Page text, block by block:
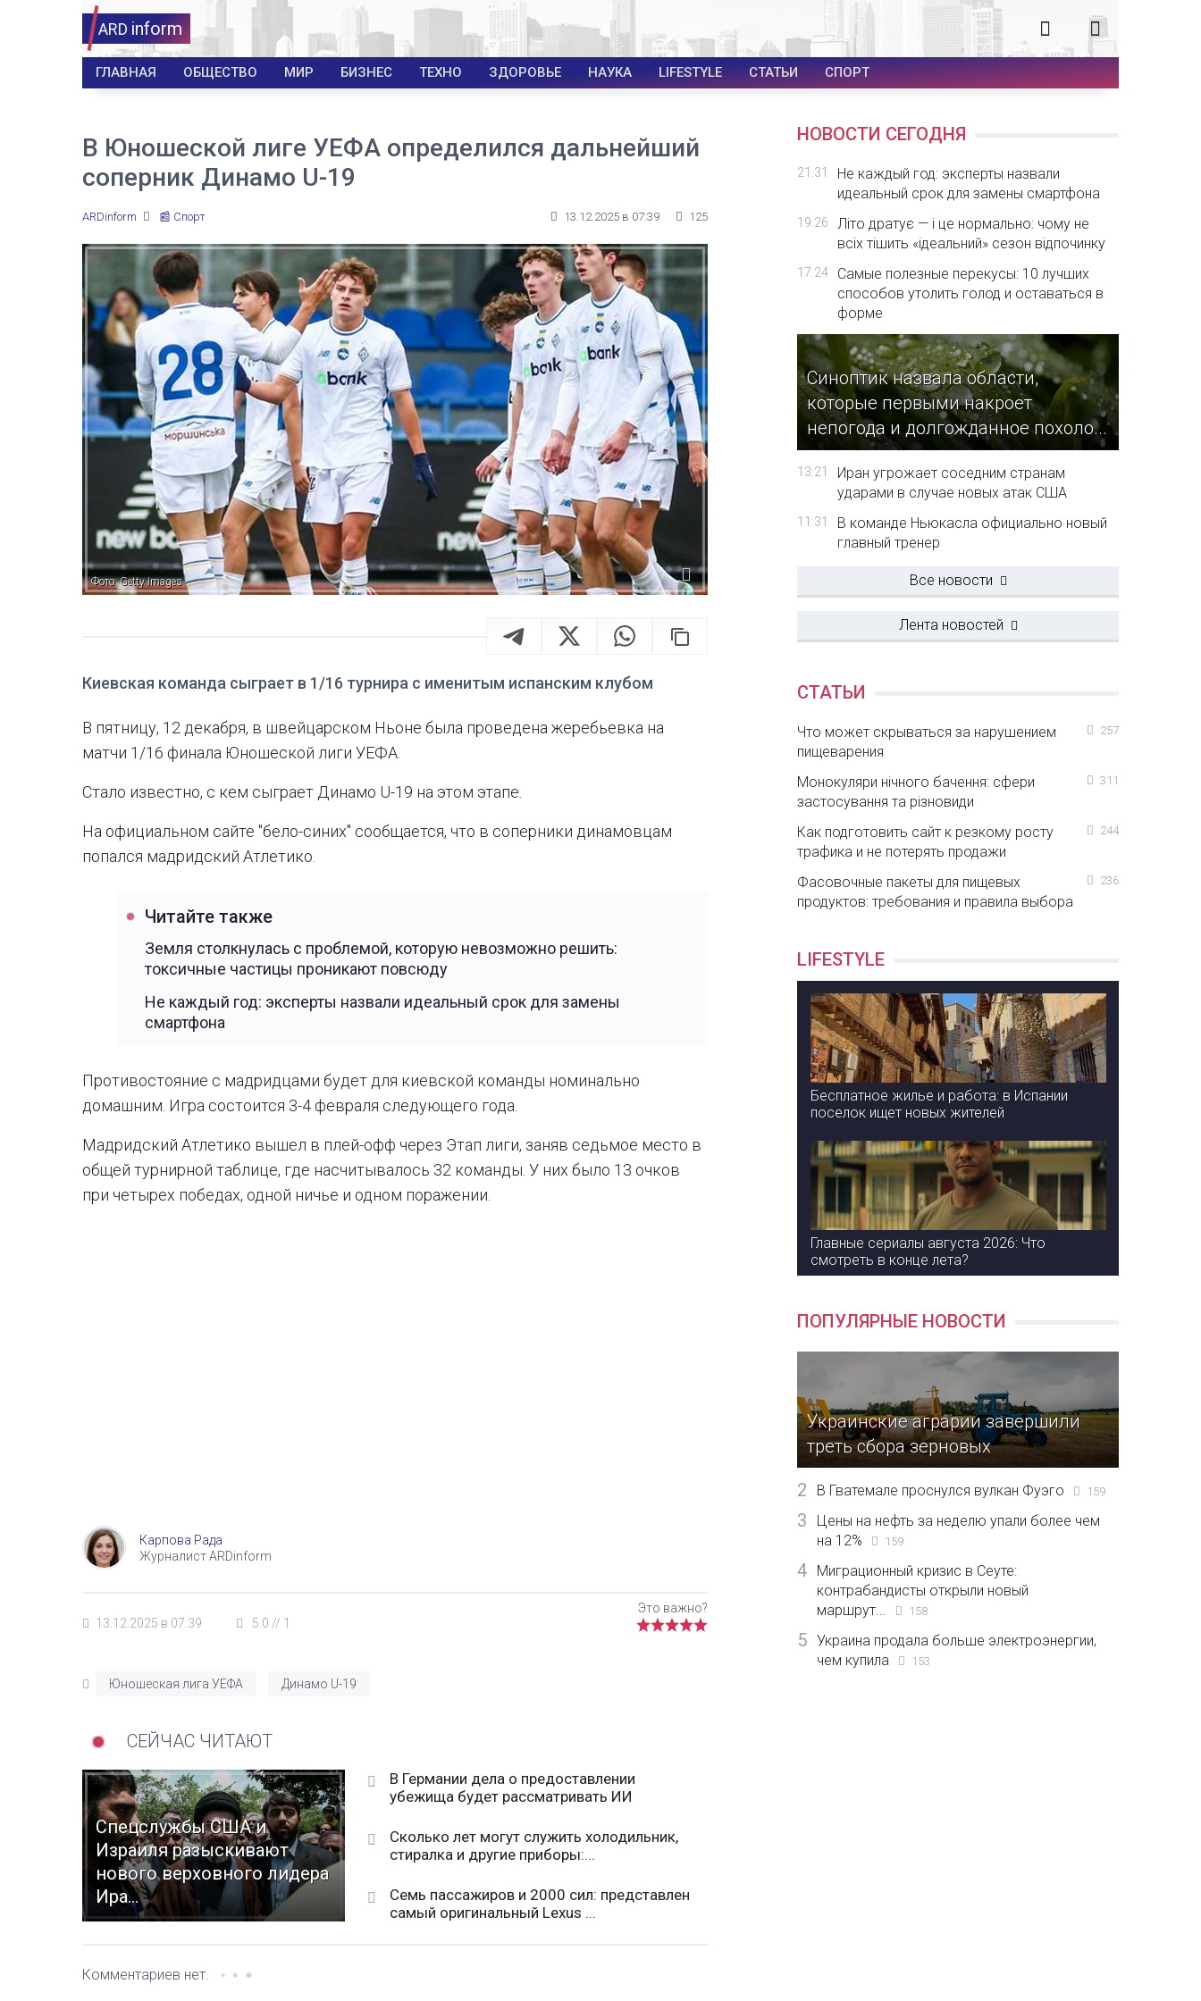
ARD inform
ГЛАВНАЯ ОБЩЕСТВО МИР БИЗНЕС ТЕХНО ЗДОРОВЬЕ НАУКА LIFESTYLE СТАТЬИ СПОРТ
В Юношеской лиге УЕФА определился дальнейший
соперник Динамо U-19
ARDinform 📰 Спорт 13.12.2025 в 07:39 125
Фото: Getty Images
Киевская команда сыграет в 1/16 турнира с именитым испанским клубом
В пятницу, 12 декабря, в швейцарском Ньоне была проведена жеребьевка на
матчи 1/16 финала Юношеской лиги УЕФА.
Стало известно, с кем сыграет Динамо U-19 на этом этапе.
На официальном сайте "бело-синих" сообщается, что в соперники динамовцам
попался мадридский Атлетико.
Читайте также
Земля столкнулась с проблемой, которую невозможно решить:
токсичные частицы проникают повсюду
Не каждый год: эксперты назвали идеальный срок для замены
смартфона
Противостояние с мадридцами будет для киевской команды номинально
домашним. Игра состоится 3-4 февраля следующего года.
Мадридский Атлетико вышел в плей-офф через Этап лиги, заняв седьмое место в
общей турнирной таблице, где насчитывалось 32 команды. У них было 13 очков
при четырех победах, одной ничье и одном поражении.
Карпова Рада
Журналист ARDinform
13.12.2025 в 07:39 5.0 // 1
Юношеская лига УЕФА Динамо U-19
СЕЙЧАС ЧИТАЮТ
Спецслужбы США и
Израиля разыскивают
нового верховного лидера
Ира...
В Германии дела о предоставлении
убежища будет рассматривать ИИ
Сколько лет могут служить холодильник,
стиралка и другие приборы:...
Семь пассажиров и 2000 сил: представлен
самый оригинальный Lexus ...
Комментариев нет.
НОВОСТИ СЕГОДНЯ
21:31
Не каждый год: эксперты назвали
идеальный срок для замены смартфона
19:26
Літо дратує — і це нормально: чому не
всіх тішить «ідеальний» сезон відпочинку
17:24
Самые полезные перекусы: 10 лучших
способов утолить голод и оставаться в
форме
Синоптик назвала области,
которые первыми накроет
непогода и долгожданное похоло...
13:21
Иран угрожает соседним странам
ударами в случае новых атак США
11:31
В команде Ньюкасла официально новый
главный тренер
Все новости
Лента новостей
СТАТЬИ
Что может скрываться за нарушением
пищеварения
257
Монокуляри нічного бачення: сфери
застосування та різновиди
311
Как подготовить сайт к резкому росту
трафика и не потерять продажи
244
Фасовочные пакеты для пищевых
продуктов: требования и правила выбора
236
LIFESTYLE
Бесплатное жилье и работа: в Испании
поселок ищет новых жителей
Главные сериалы августа 2026: Что
смотреть в конце лета?
ПОПУЛЯРНЫЕ НОВОСТИ
Украинские аграрии завершили
треть сбора зерновых
2 В Гватемале проснулся вулкан Фуэго 159
3
Цены на нефть за неделю упали более чем
на 12%
159
4
Миграционный кризис в Сеуте:
контрабандисты открыли новый
маршрут...
158
5
Украина продала больше электроэнергии,
чем купила
153